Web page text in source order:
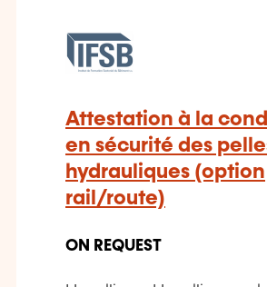
Attestation à la
en sécurité des
hydrauliques (option
rail/route)
ON REQUEST